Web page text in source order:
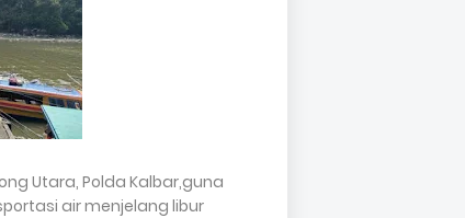
Utara, Polda Kalbar,guna
air menjelang libur